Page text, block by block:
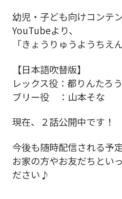
幼児・子ども向けコンテ
YouTubeより、
「きょうりゅうようちえ
【日本語吹替版】
レックス役：都りんたろう
ブリー役 ：山本そな
現在、２話公開中です！
今後も随時配信される予
お家の方やお友だちとい
ださい♪